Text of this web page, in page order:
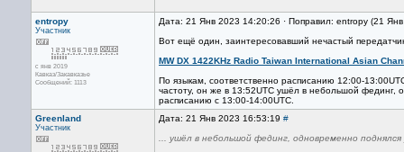
entropy
Участник
с янв 2019
Кавказ/Закавказье
Сообщений: 1113
Дата: 21 Янв 2023 14:20:26 · Поправил: entropy (21
Вот ещё один, заинтересовавший нечастый
MW DX 1422KHz Radio Taiwan International Asian
По языкам, соответственно расписанию 12:00-
частоту, он же в 13:52UTC ушёл в небольшой фединг,
расписанию с 13:00-14:00UTC.
Greenland
Участник
Дата: 21 Янв 2023 16:53:19 #
... ушёл в небольшой фединг, одновременно поднялся